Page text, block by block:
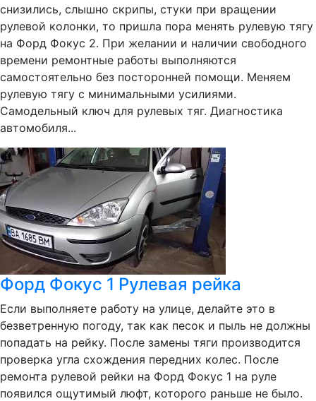
снизились, слышно скрипы, стуки при вращении
рулевой колонки, то пришла пора менять рулевую тягу
на Форд Фокус 2. При желании и наличии свободного
времени ремонтные работы выполняются
самостоятельно без посторонней помощи. Меняем
рулевую тягу с минимальными усилиями.
Самодельный ключ для рулевых тяг. Диагностика
автомобиля...
Форд Фокус 1 Рулевая рейка
Если выполняете работу на улице, делайте это в
безветренную погоду, так как песок и пыль не должны
попадать на рейку. После замены тяги производится
проверка угла схождения передних колес. После
ремонта рулевой рейки на Форд Фокус 1 на руле
появился ощутимый люфт, которого раньше не было.